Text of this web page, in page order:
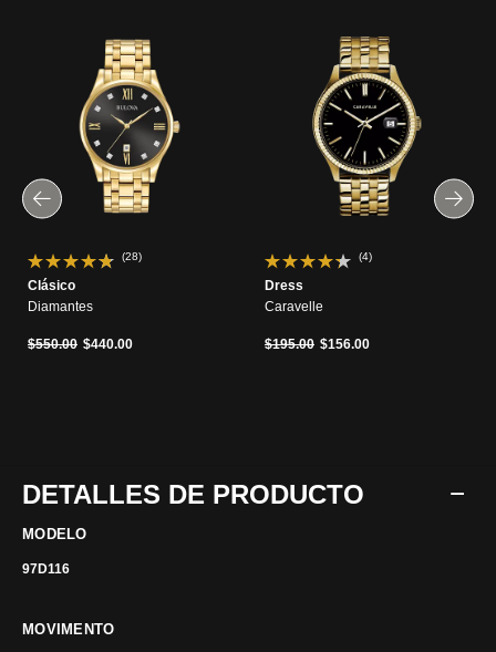
(28)
Clásico
Diamantes
Precio reducido de
$550.00a$440.00
(4)
Dress
Caravelle
Precio reducido de
$195.00a$156.00
DETALLES DE PRODUCTO
MODELO
97D116
MOVIMENTO